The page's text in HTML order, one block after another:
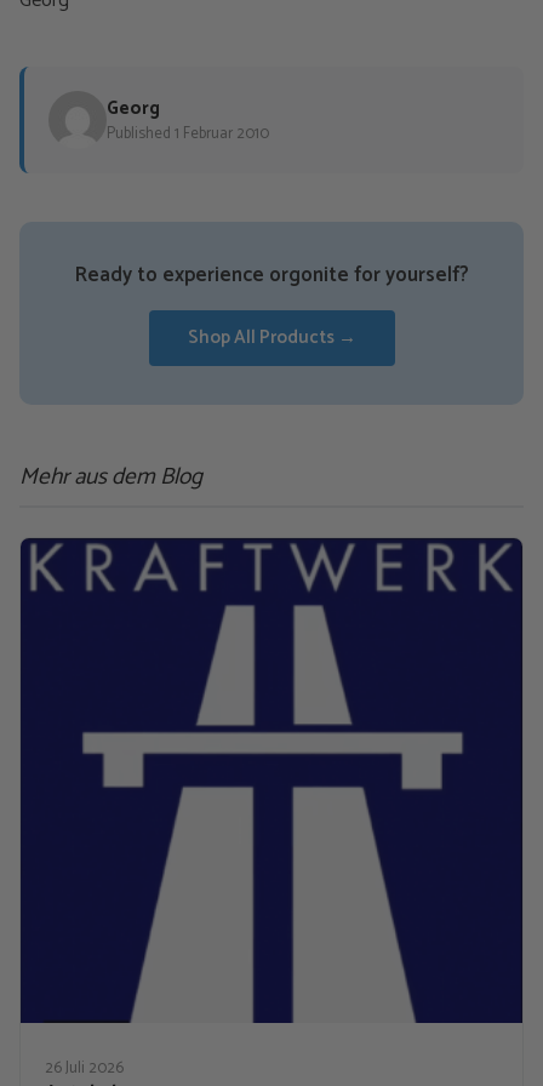
Georg
Published 1 Februar 2010
Ready to experience orgonite for yourself?
Shop All Products →
Mehr aus dem Blog
26 Juli 2026